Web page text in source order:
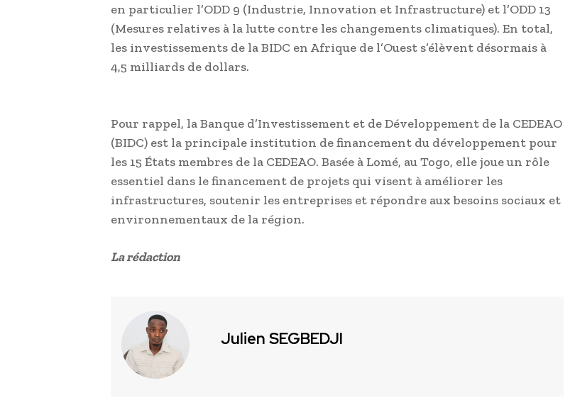
en particulier l’ODD 9 (Industrie, Innovation et Infrastructure) et l’ODD 13
(Mesures relatives à la lutte contre les changements climatiques). En total,
les investissements de la BIDC en Afrique de l’Ouest s’élèvent désormais à
4,5 milliards de dollars.
Pour rappel, la Banque d’Investissement et de Développement de la CEDEAO
(BIDC) est la principale institution de financement du développement pour
les 15 États membres de la CEDEAO. Basée à Lomé, au Togo, elle joue un rôle
essentiel dans le financement de projets qui visent à améliorer les
infrastructures, soutenir les entreprises et répondre aux besoins sociaux et
environnementaux de la région.
La rédaction
Julien SEGBEDJI